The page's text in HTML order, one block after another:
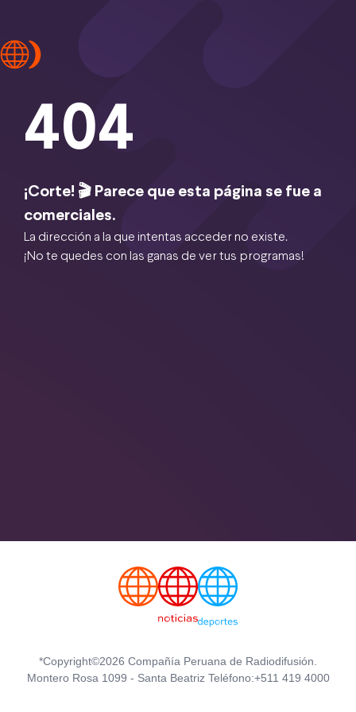
404
¡Corte! 🎬 Parece que esta página se fue a
comerciales.
La dirección a la que intentas acceder no existe.
¡No te quedes con las ganas de ver tus programas!
*Copyright©2026 Compañía Peruana de Radiodifusión.
Montero Rosa 1099 - Santa Beatriz Teléfono:+511 419 4000